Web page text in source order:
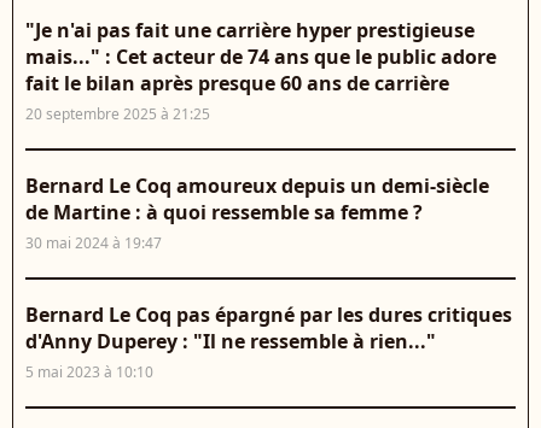
"Je n'ai pas fait une carrière hyper prestigieuse
mais..." : Cet acteur de 74 ans que le public adore
fait le bilan après presque 60 ans de carrière
20 septembre 2025 à 21:25
Bernard Le Coq amoureux depuis un demi-siècle
de Martine : à quoi ressemble sa femme ?
30 mai 2024 à 19:47
Bernard Le Coq pas épargné par les dures critiques
d'Anny Duperey : "Il ne ressemble à rien..."
5 mai 2023 à 10:10